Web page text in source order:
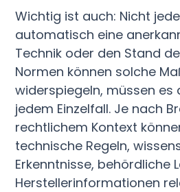
Wichtig ist auch: Nicht
automatisch eine
Technik oder den Stand
Normen können solche
widerspiegeln, müssen es
jedem Einzelfall. Je nach
rechtlichem Kontext
technische Regeln,
Erkenntnisse, behördliche
Herstellerinformationen